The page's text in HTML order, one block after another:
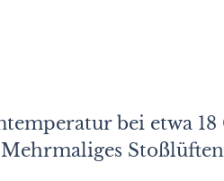
bei etwa 18